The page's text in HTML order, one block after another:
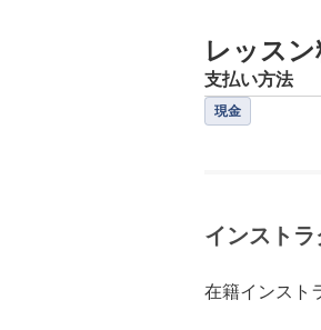
レッス
支払い方法
現金
インストラ
在籍インスト